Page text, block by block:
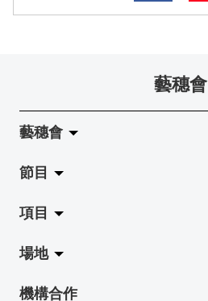
藝穗會
藝穗會
關於藝穗會
藝穗會的演化
使命與宗旨
藝穗會架構
節目
拉闊
展覽
演出
項目
Jazz-Go-Central, Jazz-Go-Fringe
LPL
場地
陳麗玲畫廊
機構合作